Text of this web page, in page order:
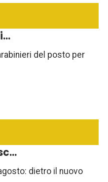
del posto per
dietro il nuovo